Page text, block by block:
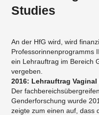
Studies
An der HfG wird, wird
Professorinnenprogramms
ein Lehrauftrag im Bereich
vergeben.
2016: Lehrauftrag Vaginal
Der
Genderforschung wurde
zeigte zum einen auf, dass